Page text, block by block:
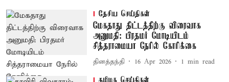
தேசிய செய்திகள்
மேகதாது திட்டத்திற்கு விரைவாக
அனுமதி: பிரதமர் மோடியிடம்
சித்தராமையா நேரில் கோரிக்கை
தினத்தந்தி 16 Apr 2026 1 min read